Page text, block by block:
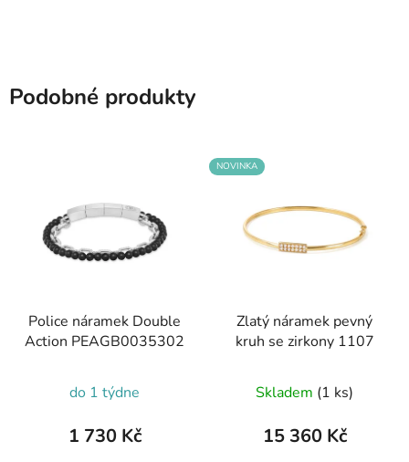
Podobné produkty
Police náramek Double
Action PEAGB0035302
do 1 týdne
1 730 Kč
NOVINKA
Zlatý náramek pevný
kruh se zirkony 1107
Skladem (1 ks)
15 360 Kč